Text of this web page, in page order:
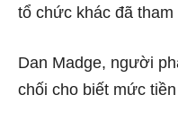
tổ chức khác đã tham
Dan Madge, người
chối cho biết mức